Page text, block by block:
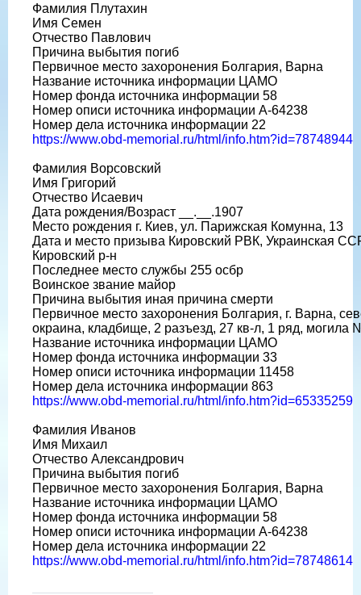
Фамилия Плутахин
Имя Семен
Отчество Павлович
Причина выбытия погиб
Первичное место захоронения Болгария, Варна
Название источника информации ЦАМО
Номер фонда источника информации 58
Номер описи источника информации A-64238
Номер дела источника информации 22
https://www.obd-memorial.ru/html/info.htm?id=78748944
Фамилия Ворсовский
Имя Григорий
Отчество Исаевич
Дата рождения/Возраст __.__.1907
Место рождения г. Киев, ул. Парижская Комунна, 13
Дата и место призыва Кировский РВК, Украинская
Кировский р-н
Последнее место службы 255 осбр
Воинское звание майор
Причина выбытия иная причина смерти
Первичное место захоронения Болгария, г. Варна,
окраина, кладбище, 2 разъезд, 27 кв-л, 1 ряд, могила
Название источника информации ЦАМО
Номер фонда источника информации 33
Номер описи источника информации 11458
Номер дела источника информации 863
https://www.obd-memorial.ru/html/info.htm?id=65335259
Фамилия Иванов
Имя Михаил
Отчество Александрович
Причина выбытия погиб
Первичное место захоронения Болгария, Варна
Название источника информации ЦАМО
Номер фонда источника информации 58
Номер описи источника информации A-64238
Номер дела источника информации 22
https://www.obd-memorial.ru/html/info.htm?id=78748614